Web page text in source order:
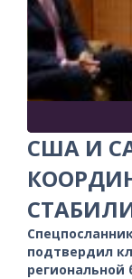
США И
подтвердил
региональной